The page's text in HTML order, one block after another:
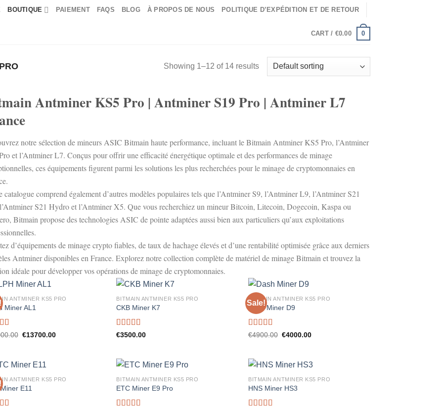
BOUTIQUE PAIEMENT FAQS BLOG À PROPOS DE NOUS POLITIQUE D’EXPÉDITION ET DE RETOUR
CART / €0.00 0
Showing 1–12 of 14 results
Antminer KS5 Pro | Antminer S19 Pro | Antminer L7
notre sélection de mineurs ASIC Bitmain haute performance, incluant le Bitmain Antminer KS5 Pro, l’Antminer
et l’Antminer L7. Conçus pour offrir une efficacité énergétique optimale et des performances de minage
ces équipements figurent parmi les solutions les plus recherchées pour le minage de cryptomonnaies en
catalogue comprend également d’autres modèles populaires tels que l’Antminer S9, l’Antminer L9, l’Antminer S21
S21 Hydro et l’Antminer X5. Que vous recherchiez un mineur Bitcoin, Litecoin, Dogecoin, Kaspa ou
Bitmain propose des technologies ASIC de pointe adaptées aussi bien aux particuliers qu’aux exploitations
d’équipements de minage crypto fiables, de taux de hachage élevés et d’une rentabilité optimisée grâce aux derniers
Antminer disponibles en France. Explorez notre collection complète de matériel de minage Bitmain et trouvez la
idéale pour développer vos opérations de minage de cryptomonnaies.
ANTMINER KS5 PRO
Miner AL1
5.00 Original
€13700.00Current
BITMAIN ANTMINER KS5 PRO
CKB Miner K7
Rated 5.00
€3500.00
Sale!
BITMAIN ANTMINER KS5 PRO
Dash Miner D9
Rated5.00
€4900.00 Original
€4000.00Current
ANTMINER KS5 PRO
E11
BITMAIN ANTMINER KS5 PRO
ETC Miner E9 Pro
BITMAIN ANTMINER KS5 PRO
HNS Miner HS3